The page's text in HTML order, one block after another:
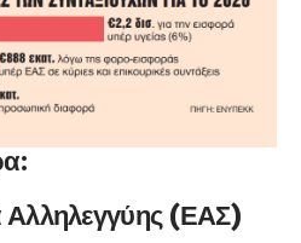
Αλληλεγγύης (ΕΑΣ)